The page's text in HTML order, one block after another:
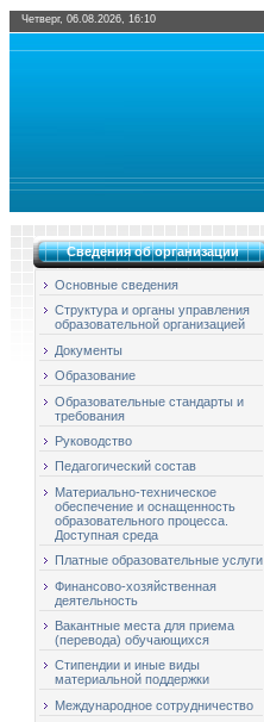
Четверг, 06.08.2026, 16:10
Сведения об организации
Основные сведения
Структура и органы управления
образовательной организацией
Документы
Образование
Образовательные стандарты и
требования
Руководство
Педагогический состав
Материально-техническое
обеспечение и оснащенность
образовательного процесса.
Доступная среда
Платные образовательные услуги
Финансово-хозяйственная
деятельность
Вакантные места для приема
(перевода) обучающихся
Стипендии и иные виды
материальной поддержки
Международное сотрудничество